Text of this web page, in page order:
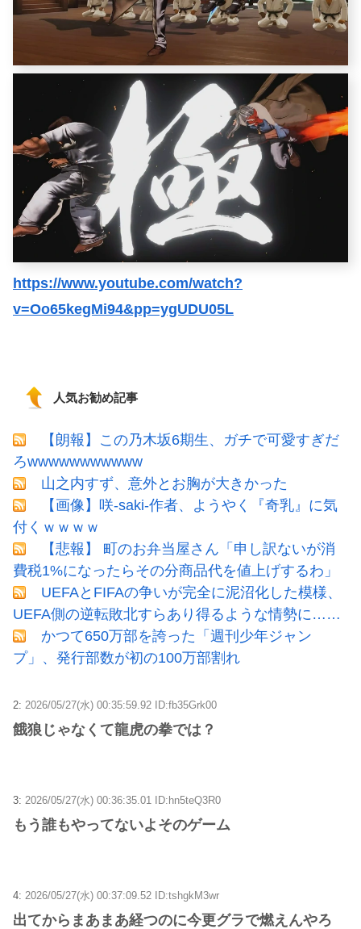
https://www.youtube.com/watch?
v=Oo65kegMi94&pp=ygUDU05L
人気お勧め記事
【朗報】この乃木坂6期生、ガチで可愛すぎだ
ろwwwwwwwwwww
山之内すず、意外とお胸が大きかった
【画像】咲-saki-作者、ようやく『奇乳』に気
付くｗｗｗｗ
【悲報】 町のお弁当屋さん「申し訳ないが消
費税1%になったらその分商品代を値上げするわ」
UEFAとFIFAの争いが完全に泥沼化した模様、
UEFA側の逆転敗北すらあり得るような情勢に……
かつて650万部を誇った「週刊少年ジャン
プ」、発行部数が初の100万部割れ
2: 2026/05/27(水) 00:35:59.92 ID:fb35Grk00
餓狼じゃなくて龍虎の拳では？
3: 2026/05/27(水) 00:36:35.01 ID:hn5teQ3R0
もう誰もやってないよそのゲーム
4: 2026/05/27(水) 00:37:09.52 ID:tshgkM3wr
出てからまあまあ経つのに今更グラで燃えんやろ